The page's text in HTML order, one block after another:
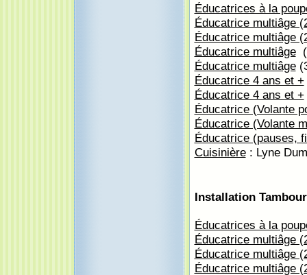
Éducatrices à la
Éducatrice multiâge
Éducatrice multiâge
Éducatrice multiâge
Éducatrice multiâge
Éducatrice 4 ans et +
Éducatrice 4 ans et +
Éducatrice (Volante
Éducatrice (Volante
Éducatrice (pauses,
Cuisinière: Lyne
Installation
Éducatrices à la
Éducatrice multiâge
Éducatrice multiâge
Éducatrice multiâge